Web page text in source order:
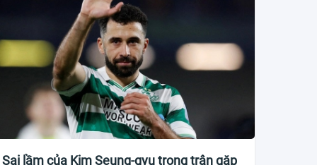
Sai lầm của Kim Seung-gyu trong trận gặp